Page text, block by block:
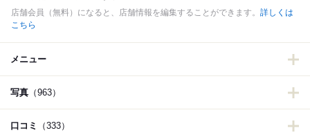
店舗会員（無料）になると、店舗情報を編集することができます。 詳しくは
こちら
メニュー
写真 （963）
口コミ （333）